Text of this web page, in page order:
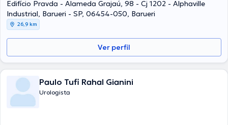
Edifício Pravda - Alameda Grajaú, 98 - Cj 1202 - Alphaville
Industrial, Barueri - SP, 06454-050, Barueri
26,9 km
Ver perfil
Paulo Tufi Rahal Gianini
Urologista